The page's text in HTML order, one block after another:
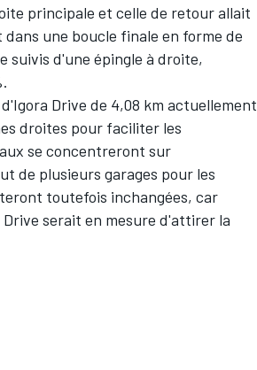
principale et celle de retour allait
une boucle finale en forme de
suivis d'une épingle à droite,
Drive de 4,08 km actuellement
droites pour faciliter les
se concentreront sur
de plusieurs garages pour les
toutefois inchangées, car
serait en mesure d'attirer la